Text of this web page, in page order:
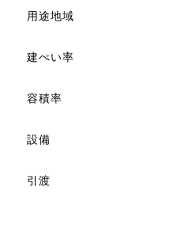
用途地域
建ぺい率
容積率
設備
引渡